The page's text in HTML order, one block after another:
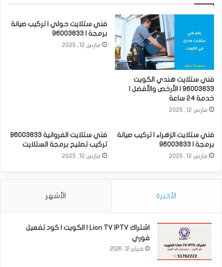
فني ستلايت هندي الكويت
96003833 | الأرخص والأفضل |
خدمة 24 ساعة
مارس 12, 2025
فني ستلايت حولي | تركيب صيانة
برمجة | 96003833
مارس 12, 2025
فني ستلايت الزهراء | تركيب صيانة
برمجة | 96003833
مارس 12, 2025
فني ستلايت الفروانية 96003833
تركيب تصليح برمجة الستلايت
مارس 10, 2025
الأخيرة الأشهر
اشتراك Lion TV IPTV | الكويت | كود تفعيل
فوري
فبراير 12, 2026